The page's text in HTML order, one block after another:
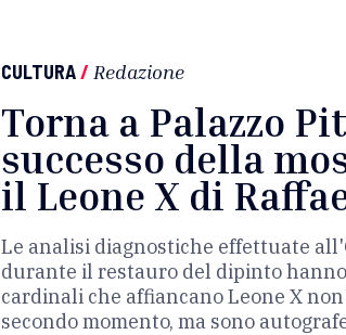
CULTURA/ Redazione
Torna a Palazzo
successo della
il Leone X di
Le analisi diagnostiche effettuate
durante il restauro del dipinto
cardinali che affiancano Leone X
secondo momento, ma sono